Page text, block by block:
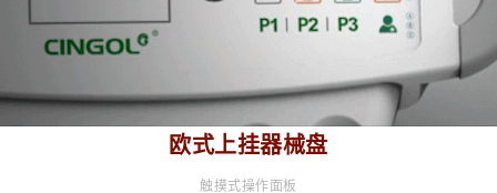
欧式上挂器械盘
触摸式操作面板